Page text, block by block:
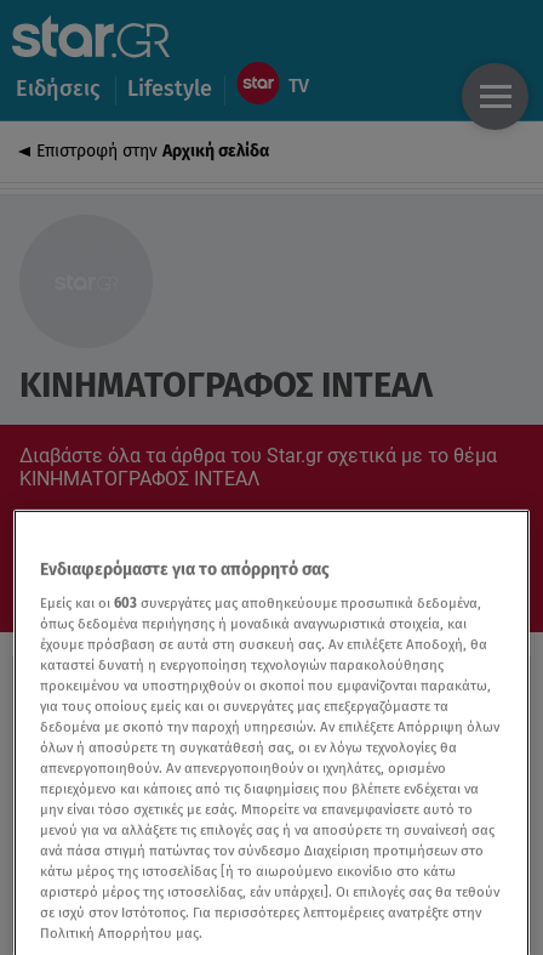
Ειδήσεις Lifestyle
Επιστροφή στην Αρχική σελίδα
ΚΙΝΗΜΑΤΟΓΡΑΦΟΣ ΙΝΤΕΑΛ
Διαβάστε όλα τα άρθρα του Star.gr σχετικά με το θέμα
ΚΙΝΗΜΑΤΟΓΡΑΦΟΣ ΙΝΤΕΑΛ
Ενδιαφερόμαστε για το απόρρητό σας
Εμείς και οι603 συνεργάτες μας αποθηκεύουμε προσωπικά δεδομένα,
όπως δεδομένα περιήγησης ή μοναδικά αναγνωριστικά στοιχεία, και
έχουμε πρόσβαση σε αυτά στη συσκευή σας. Αν επιλέξετε Αποδοχή, θα
καταστεί δυνατή η ενεργοποίηση τεχνολογιών παρακολούθησης
προκειμένου να υποστηριχθούν οι σκοποί που εμφανίζονται παρακάτω,
για τους οποίους εμείς και οι συνεργάτες μας επεξεργαζόμαστε τα
δεδομένα με σκοπό την παροχή υπηρεσιών. Αν επιλέξετε Απόρριψη όλων
όλων ή αποσύρετε τη συγκατάθεσή σας, οι εν λόγω τεχνολογίες θα
απενεργοποιηθούν. Αν απενεργοποιηθούν οι ιχνηλάτες, ορισμένο
περιεχόμενο και κάποιες από τις διαφημίσεις που βλέπετε ενδέχεται να
μην είναι τόσο σχετικές με εσάς. Μπορείτε να επανεμφανίσετε αυτό το
μενού για να αλλάξετε τις επιλογές σας ή να αποσύρετε τη συναίνεσή σας
ανά πάσα στιγμή πατώντας τον σύνδεσμο Διαχείριση προτιμήσεων στο
κάτω μέρος της ιστοσελίδας [ή το αιωρούμενο εικονίδιο στο κάτω
αριστερό μέρος της ιστοσελίδας, εάν υπάρχει]. Οι επιλογές σας θα τεθούν
σε ισχύ στον Ιστότοπος. Για περισσότερες λεπτομέρειες ανατρέξτε στην
Πολιτική Απορρήτου μας.